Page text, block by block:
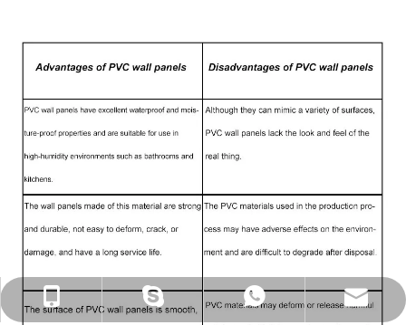
13929113888
lucky18177
13928691588
ck_Lucky@gdcreateking.com